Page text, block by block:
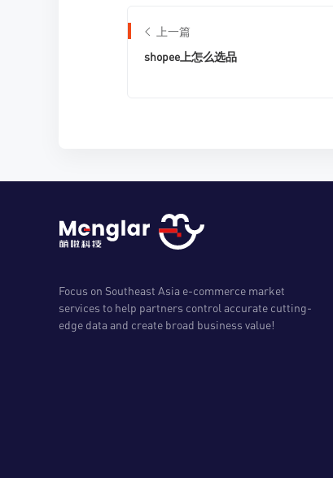
上一篇
shopee上怎么选品
Focus on Southeast Asia e-commerce market
services to help partners control accurate cutting-
edge data and create broad business value!